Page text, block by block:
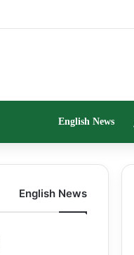
English News
English News